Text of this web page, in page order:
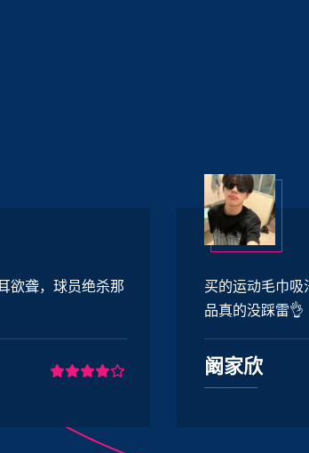
买的运动毛巾吸汗力超强！打完球一擦就干，设
阚家欣